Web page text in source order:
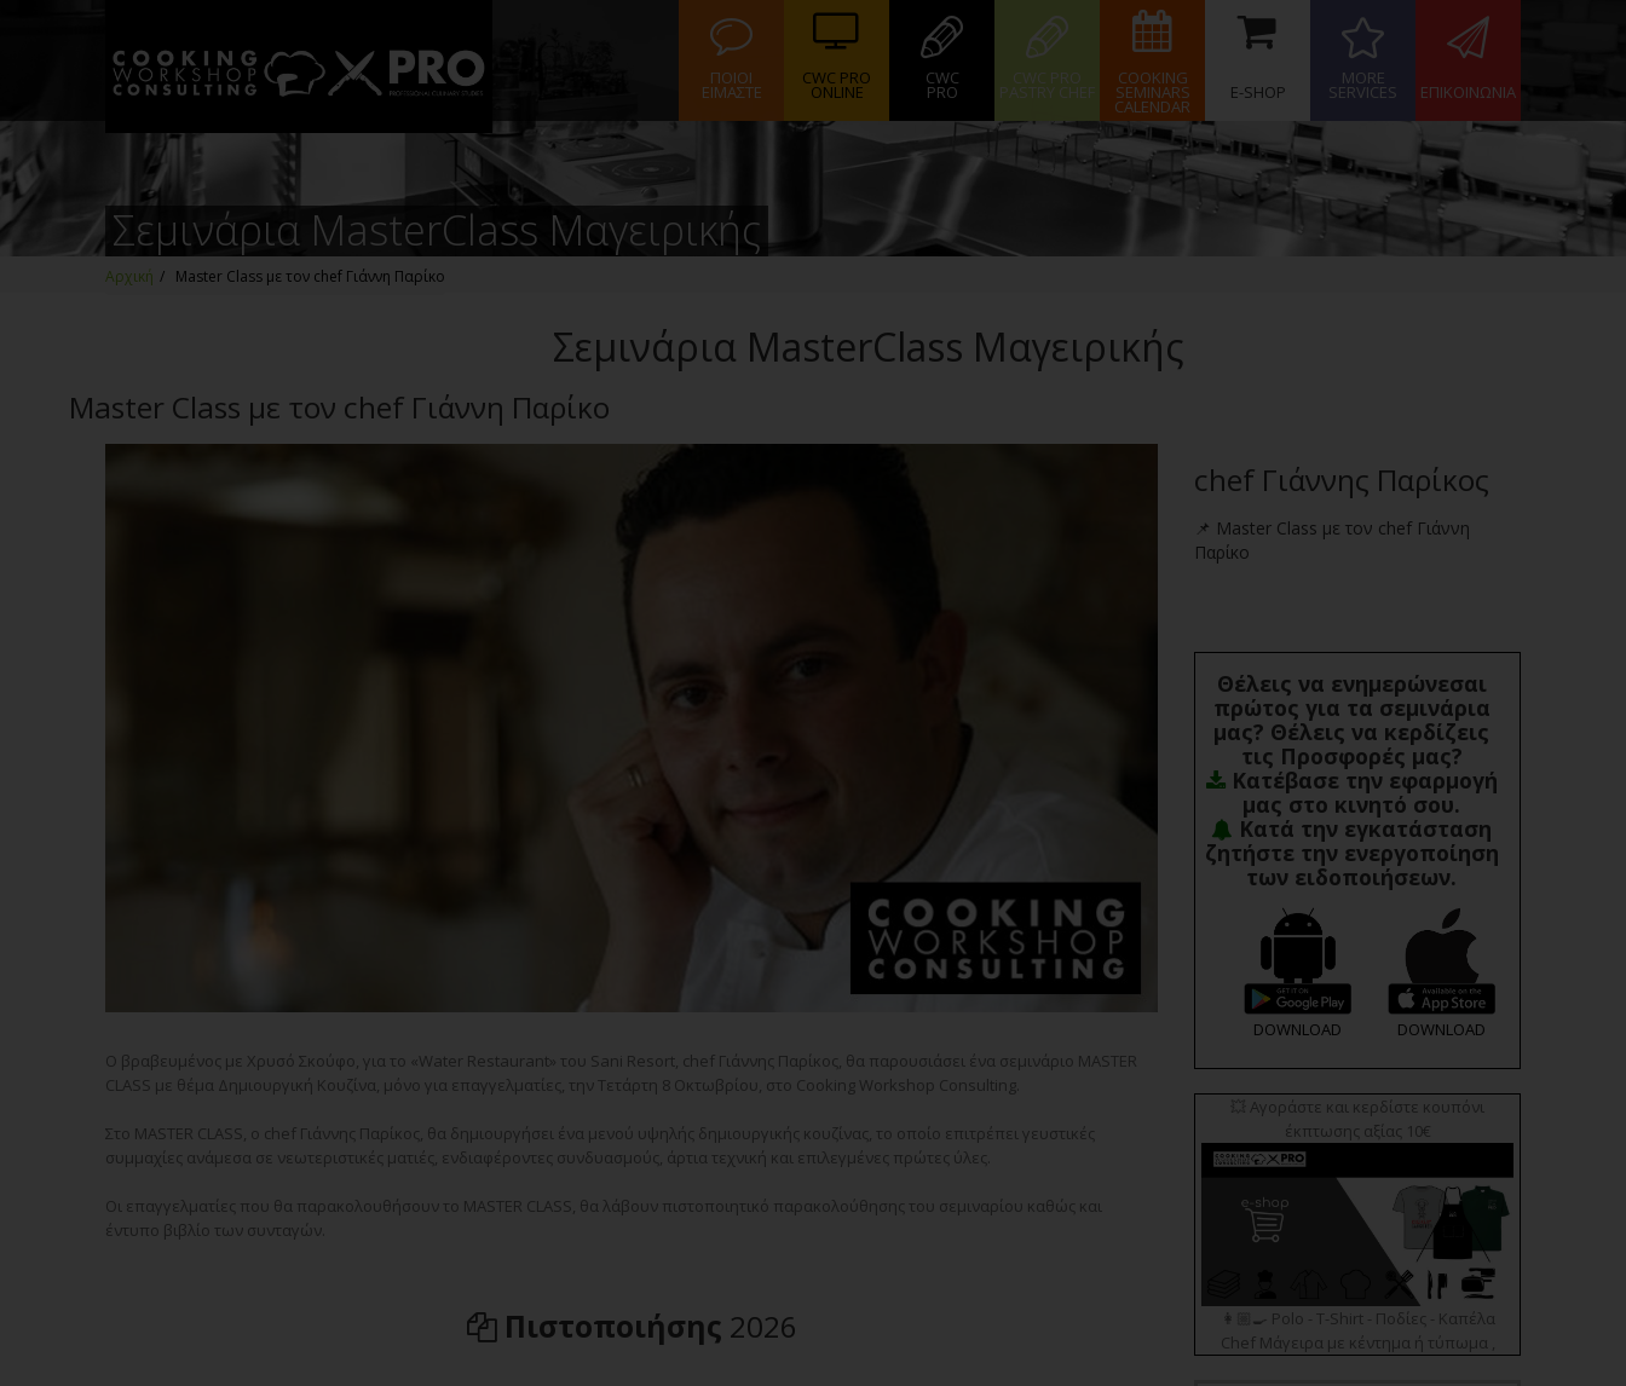
ΠΟΙΟΙ
ΕΙΜΑΣΤΕ
CWC PRO
ONLINE
CWC
PRO
CWC PRO
PASTRY CHEF
COOKING
SEMINARS
CALENDAR
E-SHOP
MORE
SERVICES ΕΠΙΚΟΙΝΩΝΙΑ
Σεμινάρια MasterClass Μαγειρικής
Αρχική / Master Class με τον chef Γιάννη Παρίκο
Σεμινάρια MasterClass Μαγειρικής
Master Class με τον chef Γιάννη Παρίκο
Ο βραβευμένος με Χρυσό Σκούφο, για το «Water Restaurant» του Sani Resort, chef Γιάννης Παρίκος, θα παρουσιάσει ένα σεμινάριο MASTER
CLASS με θέμα Δημιουργική Κουζίνα, μόνο για επαγγελματίες, την Τετάρτη 8 Οκτωβρίου, στο Cooking Workshop Consulting
Στο MASTER CLASS, ο chef Γιάννης Παρίκος, θα δημιουργήσει ένα μενού υψηλής δημιουργικής κουζίνας, το οποίο επιτρέπει γευστικές
συμμαχίες ανάμεσα σε νεωτεριστικές ματιές, ενδιαφέροντες συνδυασμούς, άρτια τεχνική και επιλεγμένες πρώτες ύλες.
Οι επαγγελματίες που θα παρακολουθήσουν το MASTER CLASS, θα λάβουν πιστοποιητικό παρακολούθησης του σεμιναρίου καθώς και
έντυπο βιβλίο των συνταγών.
Πιστοποιήσης 2026
chef Γιάννης Παρίκος
📌 Master Class με τον chef Γιάννη
Παρίκο
Θέλεις να ενημερώνεσαι
πρώτος για τα σεμινάρια
μας? Θέλεις να κερδίζεις
τις Προσφορές μας?
Κατέβασε την εφαρμογή
μας στο κινητό σου.
Κατά την εγκατάσταση
ζητήστε την ενεργοποίηση
των ειδοποιήσεων.
DOWNLOAD DOWNLOAD
💥 Αγοράστε και κερδίστε κουπόνι
έκπτωσης αξίας 10€
👩🏼‍🍳 Polo - T-Shirt - Ποδίες - Καπέλα
Chef Μάγειρα με κέντημα ή τύπωμα ,